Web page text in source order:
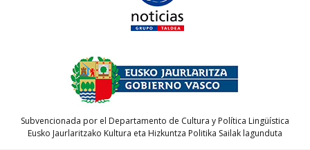
Subvencionada por el Departamento de Cultura y Política Lingüística
Eusko Jaurlaritzako Kultura eta Hizkuntza Politika Sailak lagunduta